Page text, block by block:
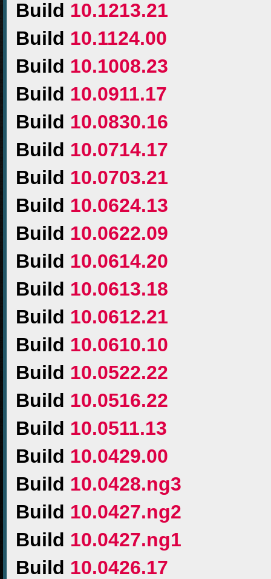
Build 10.1213.21
Build 10.1124.00
Build 10.1008.23
Build 10.0911.17
Build 10.0830.16
Build 10.0714.17
Build 10.0703.21
Build 10.0624.13
Build 10.0622.09
Build 10.0614.20
Build 10.0613.18
Build 10.0612.21
Build 10.0610.10
Build 10.0522.22
Build 10.0516.22
Build 10.0511.13
Build 10.0429.00
Build 10.0428.ng3
Build 10.0427.ng2
Build 10.0427.ng1
Build 10.0426.17